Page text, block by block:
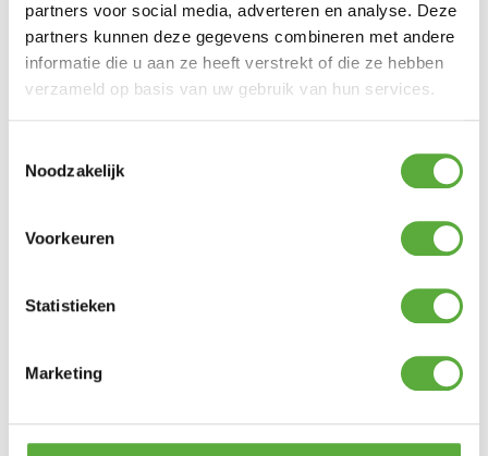
partners voor social media, adverteren en analyse. Deze
partners kunnen deze gegevens combineren met andere
informatie die u aan ze heeft verstrekt of die ze hebben
verzameld op basis van uw gebruik van hun services.
Noodzakelijk
Voorkeuren
Statistieken
Marketing
BO-CAMP STOELPARASOL GRIJS
12,95 Product bekijken